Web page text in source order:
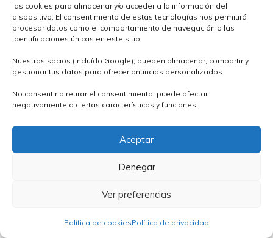
las cookies para almacenar y/o acceder a la información del
dispositivo. El consentimiento de estas tecnologías nos permitirá
procesar datos como el comportamiento de navegación o las
identificaciones únicas en este sitio.
Nuestros socios (Incluído Google), pueden almacenar, compartir y
gestionar tus datos para ofrecer anuncios personalizados.
No consentir o retirar el consentimiento, puede afectar
negativamente a ciertas características y funciones.
Aceptar
Denegar
Ver preferencias
Política de cookiesPolítica de privacidad
¿Es posible hacer un chipá sin lactosa
ni gluten?
Sí, es posible hacer un chipá sin lactosa ni gluten. Para
ello, se pueden utilizar lácteos sin lactosa y reemplazar la
harina de trigo con harina de arroz o harina de maíz.
También se puede sustituir el queso por queso vegetal,
como el queso vegano o el tofu.
¿Cómo puedo hacer que el Chipá
tenga una forma perfecta?
Para conseguir que el chipá tenga una forma perfecta, se